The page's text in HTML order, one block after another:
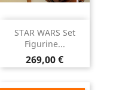
STAR WARS Set
Figurine...
Prix
269,00 €